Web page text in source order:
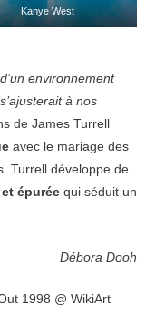
Kanye West
environnement
à nos
de James Turrell
avec le mariage des
Turrell développe de
épurée qui séduit un
Débora Dooh
1998 @ WikiArt